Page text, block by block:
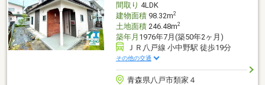
間取り 4LDK
建物面積98.32m2
土地面積246.48m2
築年月 1976年7月(築50年2ヶ月)
ＪＲ八戸線 小中野駅 徒歩19分
その他の交通
青森県八戸市類家４